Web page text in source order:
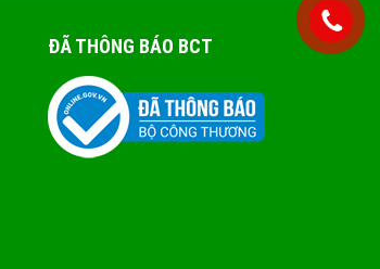
ĐÃ THÔNG BÁO BCT